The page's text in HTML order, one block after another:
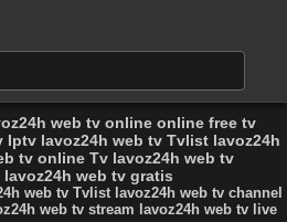
web tv online online free tv
Iptv lavoz24h web tv Tvlist lavoz24h
tv online Tv lavoz24h web tv
web tv gratis
web tv Tvlist lavoz24h web tv channel
web tv stream lavoz24h web tv live